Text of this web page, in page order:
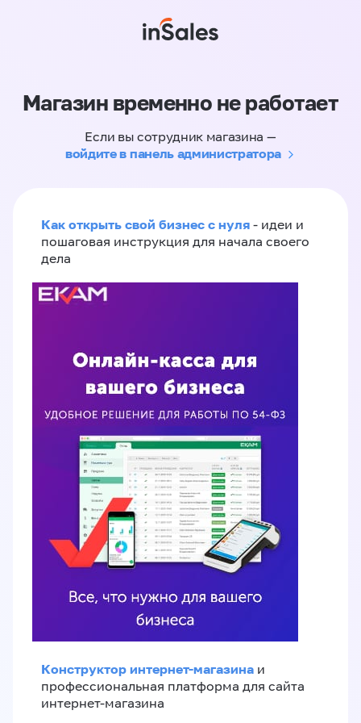
Магазин временно не работает
Если вы сотрудник магазина —
войдите в панель администратора
Как открыть свой бизнес с нуля - идеи и
пошаговая инструкция для начала своего
дела
Конструктор интернет-магазина и
профессиональная платформа для сайта
интернет-магазина